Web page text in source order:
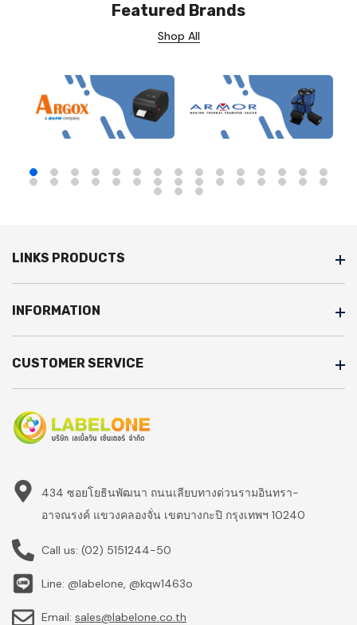
Featured Brands
Shop All
LINKS PRODUCTS
INFORMATION
CUSTOMER SERVICE
434 ซอยโยธินพัฒนา ถนนเลียบทางด่วนรามอินทรา-
อาจณรงค์ แขวงคลองจั่น เขตบางกะปิ กรุงเทพฯ 10240
Call us: (02) 5151244-50
Line: @labelone, @kqw1463o
Email: sales@labelone.co.th